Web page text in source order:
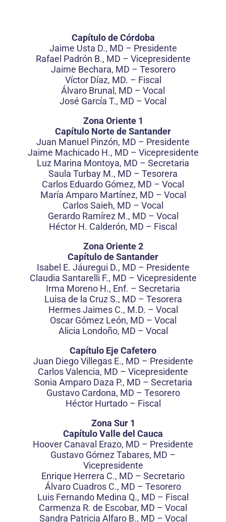
Capítulo de Córdoba
Jaime Usta D., MD – Presidente
Rafael Padrón B., MD – Vicepresidente
Jaime Bechara, MD – Tesorero
Víctor Díaz, MD. – Fiscal
Álvaro Brunal, MD – Vocal
José García T., MD – Vocal
Zona Oriente 1
Capítulo Norte de Santander
Juan Manuel Pinzón, MD – Presidente
Jaime Machicado H., MD – Vicepresidente
Luz Marina Montoya, MD – Secretaria
Saula Turbay M., MD – Tesorera
Carlos Eduardo Gómez, MD – Vocal
María Amparo Martínez, MD – Vocal
Carlos Saieh, MD – Vocal
Gerardo Ramírez M., MD – Vocal
Héctor H. Calderón, MD – Fiscal
Zona Oriente 2
Capítulo de Santander
Isabel E. Jáuregui D., MD – Presidente
Claudia Santarelli F., MD – Vicepresidente
Irma Moreno H., Enf. – Secretaria
Luisa de la Cruz S., MD – Tesorera
Hermes Jaimes C., M.D. – Vocal
Oscar Gómez León, MD – Vocal
Alicia Londoño, MD – Vocal
Capítulo Eje Cafetero
Juan Diego Villegas E., MD – Presidente
Carlos Valencia, MD – Vicepresidente
Sonia Amparo Daza P., MD – Secretaria
Gustavo Cardona, MD – Tesorero
Héctor Hurtado – Fiscal
Zona Sur 1
Capítulo Valle del Cauca
Hoover Canaval Erazo, MD – Presidente
Gustavo Gómez Tabares, MD –
Vicepresidente
Enrique Herrera C., MD – Secretario
Álvaro Cuadros C., MD – Tesorero
Luis Fernando Medina Q., MD – Fiscal
Carmenza R. de Escobar, MD – Vocal
Sandra Patricia Alfaro B., MD – Vocal